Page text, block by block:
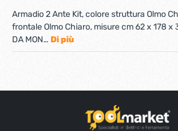
Armadio 2 Ante Kit, colore struttura Olmo
frontale Olmo Chiaro, misure cm 62 x 178 x
DA MON… Di più